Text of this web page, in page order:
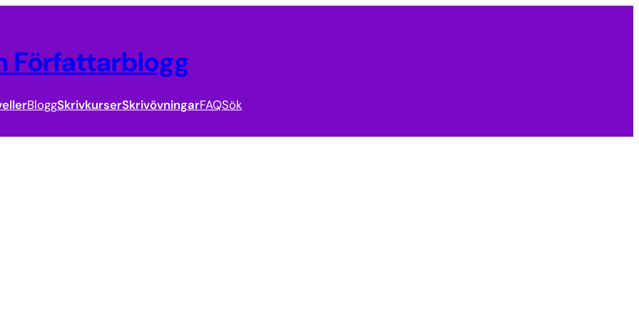
Författarblogg
BloggSkrivkurserSkrivövningarFAQSök